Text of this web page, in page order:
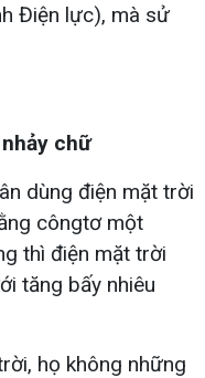
Điện lực), mà sử
chữ
dùng điện mặt trời
côngtơ một
thì điện mặt trời
tăng bấy nhiêu
họ không những